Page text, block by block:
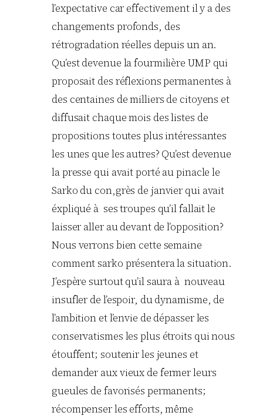
l’expectative car effectivement il y a des
changements profonds, des
rétrogradation réelles depuis un an.
Qu’est devenue la fourmilière UMP qui
proposait des réflexions permanentes à
des centaines de milliers de citoyens et
diffusait chaque mois des listes de
propositions toutes plus intéressantes
les unes que les autres? Qu’est devenue
la presse qui avait porté au pinacle le
Sarko du con,grès de janvier qui avait
éxpliqué à ses troupes qu’il fallait le
laisser aller au devant de l’opposition?
Nous verrons bien cette semaine
comment sarko présentera la situation.
J’espère surtout qu’il saura à nouveau
insufler de l’espoir, du dynamisme, de
l’ambition et l’envie de dépasser les
conservatismes les plus étroits qui nous
étouffent; soutenir les jeunes et
demander aux vieux de fermer leurs
gueules de favorisés permanents;
récompenser les efforts, même